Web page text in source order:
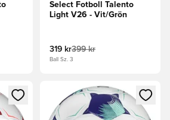
Select Fotboll Talento
Light V26 - Vit/Grön
319 kr399 kr
Ball Sz. 3
att logga in eller registrera dig som
Öppnar en Modal för att